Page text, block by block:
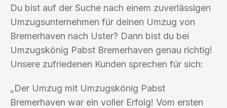
Du bist auf der Suche nach einem zuverlässigen
Umzugsunternehmen für deinen Umzug von
Bremerhaven nach Uster? Dann bist du bei
Umzugskönig Pabst Bremerhaven genau richtig!
Unsere zufriedenen Kunden sprechen für sich:
„Der Umzug mit Umzugskönig Pabst
Bremerhaven war ein voller Erfolg! Vom ersten